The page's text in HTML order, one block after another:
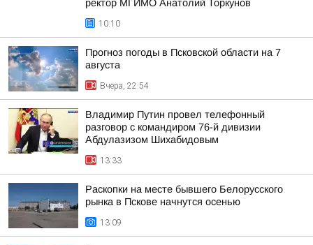
ректор МГИМО Анатолий Торкунов
10:10
Прогноз погоды в Псковской области на 7
августа
Вчера, 22:54
Владимир Путин провел телефонный
разговор с командиром 76-й дивизии
Абдулазизом Шихабидовым
13:33
Раскопки на месте бывшего Белорусского
рынка в Пскове начнутся осенью
13:09